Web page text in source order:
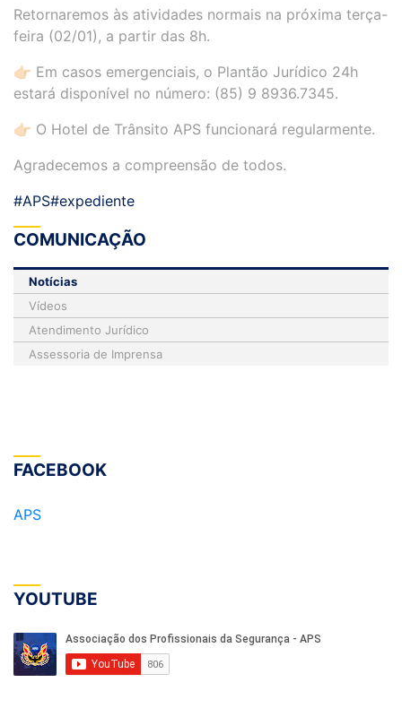
Retornaremos às atividades normais na próxima terça-
feira (02/01), a partir das 8h.
👉🏻 Em casos emergenciais, o Plantão Jurídico 24h
estará disponível no número: (85) 9 8936.7345.
👉🏻 O Hotel de Trânsito APS funcionará regularmente.
Agradecemos a compreensão de todos.
#APS#expediente
COMUNICAÇÃO
Notícias
Vídeos
Atendimento Jurídico
Assessoria de Imprensa
FACEBOOK
APS
YOUTUBE